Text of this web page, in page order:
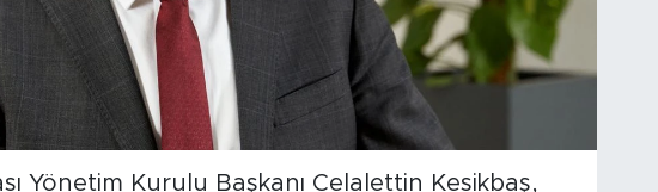
Yönetim Kurulu Başkanı Celalettin Kesikbaş,